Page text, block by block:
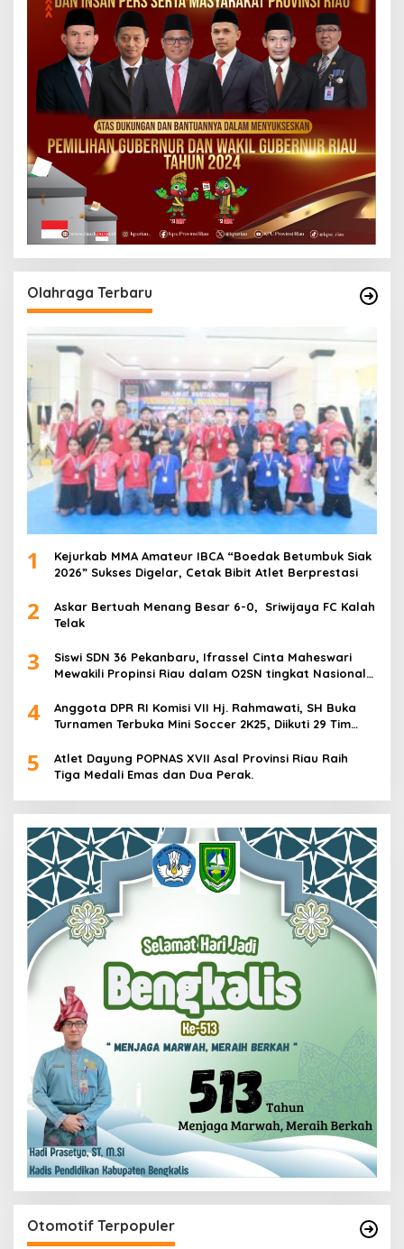
Olahraga Terbaru
1
Kejurkab MMA Amateur IBCA “Boedak Betumbuk Siak
2026” Sukses Digelar, Cetak Bibit Atlet Berprestasi
2
Askar Bertuah Menang Besar 6-0, Sriwijaya FC Kalah
Telak
3
Siswi SDN 36 Pekanbaru, Ifrassel Cinta Maheswari
Mewakili Propinsi Riau dalam O2SN tingkat Nasional
4
Anggota DPR RI Komisi VII Hj. Rahmawati, SH Buka
Turnamen Terbuka Mini Soccer 2K25, Diikuti 29 Tim
5
Atlet Dayung POPNAS XVII Asal Provinsi Riau Raih
Tiga Medali Emas dan Dua Perak.
Otomotif Terpopuler